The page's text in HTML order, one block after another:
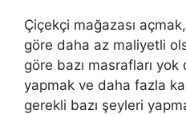
Çiçekçi mağazası
göre daha az maliyetli
göre bazı masrafları
yapmak ve daha fazla
gerekli bazı şeyleri